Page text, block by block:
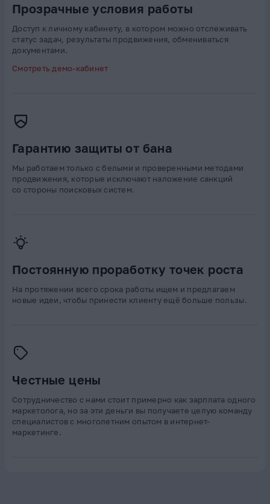
Прозрачные условия работы
Доступ к личному кабинету, в котором можно отслеживать
статус задач, результаты продвижения, обмениваться
документами.
Смотреть демо-кабинет
Гарантию защиты от бана
Мы работаем только с белыми и проверенными методами
продвижения, которые исключают наложение санкций
со стороны поисковых систем.
Постоянную проработку точек роста
На протяжении всего срока работы ищем и предлагаем
новые идеи, чтобы принести клиенту ещё больше пользы.
Честные цены
Сотрудничество с нами стоит примерно как зарплата одного
маркетолога, но за эти деньги вы получаете целую команду
специалистов с многолетним опытом в интернет-
маркетинге.